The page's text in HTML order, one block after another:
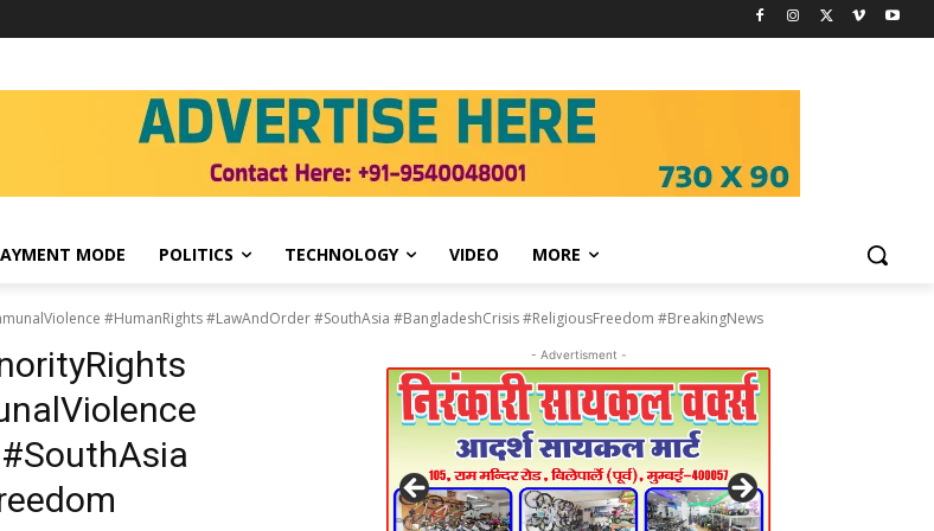
MODE POLITICS TECHNOLOGY VIDEO MORE
#HumanRights #LawAndOrder #SouthAsia #BangladeshCrisis #ReligiousFreedom #BreakingNews
- Advertisment -